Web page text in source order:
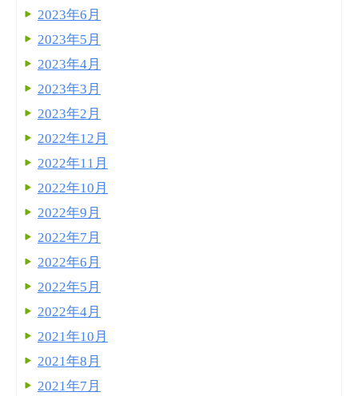
2023年6月
2023年5月
2023年4月
2023年3月
2023年2月
2022年12月
2022年11月
2022年10月
2022年9月
2022年7月
2022年6月
2022年5月
2022年4月
2021年10月
2021年8月
2021年7月